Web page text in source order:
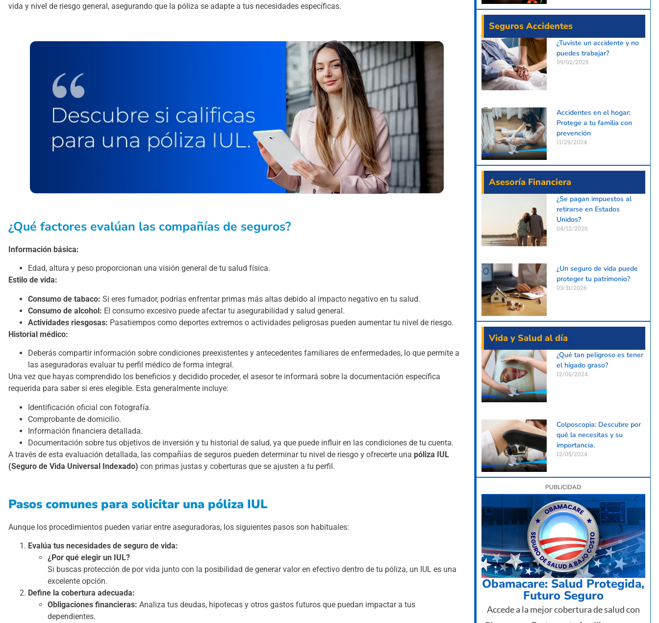
vida y nivel de riesgo general, asegurando que la póliza se adapte a tus necesidades específicas.
¿Qué factores evalúan las compañías de seguros?
Información básica:
Edad, altura y peso proporcionan una visión general de tu salud física.
Estilo de vida:
Consumo de tabaco: Si eres fumador, podrías enfrentar primas más altas debido al impacto negativo en tu salud.
Consumo de alcohol: El consumo excesivo puede afectar tu asegurabilidad y salud general.
Actividades riesgosas: Pasatiempos como deportes extremos o actividades peligrosas pueden aumentar tu nivel de riesgo.
Historial médico:
Deberás compartir información sobre condiciones preexistentes y antecedentes familiares de enfermedades, lo que permite a
las aseguradoras evaluar tu perfil médico de forma integral.
Una vez que hayas comprendido los beneficios y decidido proceder, el asesor te informará sobre la documentación específica
requerida para saber si eres elegible. Esta generalmente incluye:
Identificación oficial con fotografía.
Comprobante de domicilio.
Información financiera detallada.
Documentación sobre tus objetivos de inversión y tu historial de salud, ya que puede influir en las condiciones de tu cuenta.
A través de esta evaluación detallada, las compañías de seguros pueden determinar tu nivel de riesgo y ofrecerte una póliza IUL
(Seguro de Vida Universal Indexado) con primas justas y coberturas que se ajusten a tu perfil.
Pasos comunes para solicitar una póliza IUL
Aunque los procedimientos pueden variar entre aseguradoras, los siguientes pasos son habituales:
Evalúa tus necesidades de seguro de vida:
¿Por qué elegir un IUL?
Si buscas protección de por vida junto con la posibilidad de generar valor en efectivo dentro de tu póliza, un IUL es una
excelente opción.
Define la cobertura adecuada:
Obligaciones financieras: Analiza tus deudas, hipotecas y otros gastos futuros que puedan impactar a tus
dependientes.
Seguros Accidentes
¿Tuviste un accidente y no
puedes trabajar?
09/02/2025
Accidentes en el hogar:
Protege a tu familia con
prevención
11/29/2024
Asesoría Financiera
¿Se pagan impuestos al
retirarse en Estados
Unidos?
04/12/2026
¿Un seguro de vida puede
proteger tu patrimonio?
03/31/2026
Vida y Salud al día
¿Qué tan peligroso es tener
el hígado graso?
12/06/2024
Colposcopia: Descubre por
qué la necesitas y su
importancia.
12/05/2024
PUBLICIDAD
Obamacare: Salud Protegida,
Futuro Seguro
Accede a la mejor cobertura de salud con